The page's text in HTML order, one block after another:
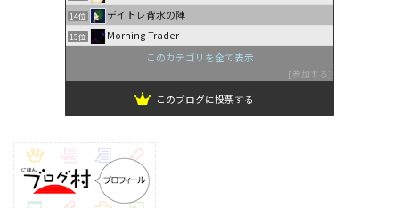
14位 デイトレ背水の陣
15位
Morning Trader
このカテゴリを全て表示
参加する
このブログに投票する